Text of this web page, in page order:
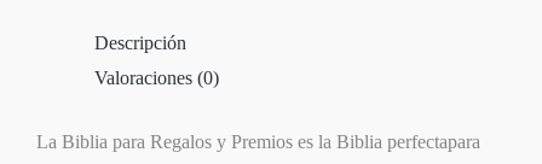
Descripción
Valoraciones (0)
La Biblia para Regalos y Premios es la Biblia perfectapara